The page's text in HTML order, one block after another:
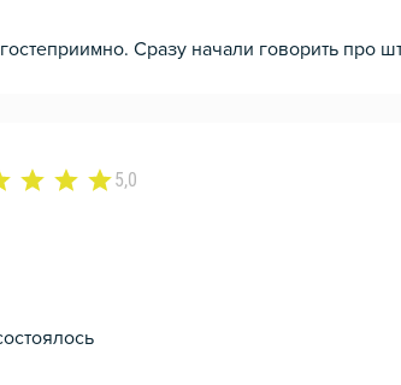
Сразу начали говорить про
5,0